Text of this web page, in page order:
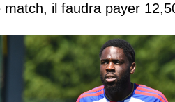
il faudra payer